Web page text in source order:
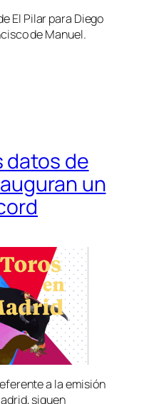
El Pilar para Diego
de Manuel.
datos de
un
a la emisión
siguen